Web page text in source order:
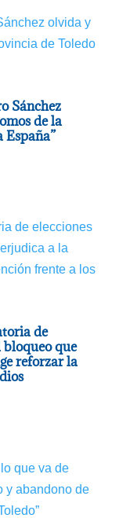
Sánchez
de la
España”
de
bloqueo que
reforzar la